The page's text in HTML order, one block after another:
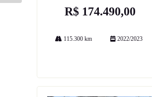
R$ 174.490,00
115.300 km 2022/2023